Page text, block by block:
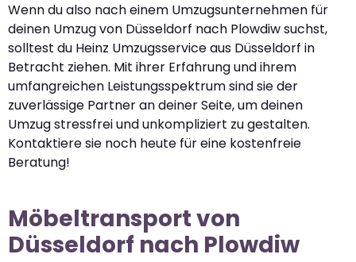
Wenn du also nach einem Umzugsunternehmen für
deinen Umzug von Düsseldorf nach Plowdiw suchst,
solltest du Heinz Umzugsservice aus Düsseldorf in
Betracht ziehen. Mit ihrer Erfahrung und ihrem
umfangreichen Leistungsspektrum sind sie der
zuverlässige Partner an deiner Seite, um deinen
Umzug stressfrei und unkompliziert zu gestalten.
Kontaktiere sie noch heute für eine kostenfreie
Beratung!
Möbeltransport von
Düsseldorf nach Plowdiw